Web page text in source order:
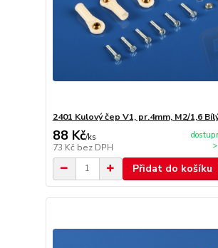
2401 Kulový čep V1, pr.4mm, M2/1,6
88 Kč/ks
73 Kč bez DPH
Přidat do košíku